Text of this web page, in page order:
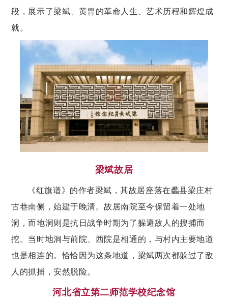
段，展示了梁斌、黄胄的革命人生、艺术历程和辉煌成
就。
梁斌故居
《红旗谱》的作者梁斌，其故居座落在蠡县梁庄村
古巷南侧，始建于晚清。故居南院至今保留着一处地
洞，而地洞则是抗日战争时期为了躲避敌人的搜捕而
挖。当时地洞与前院、西院是相通的，与村内主要地道
也是相连的。恰恰因为这条地道，梁斌两次都躲过了敌
人的抓捕，安然脱险。
河北省立第二师范学校纪念馆